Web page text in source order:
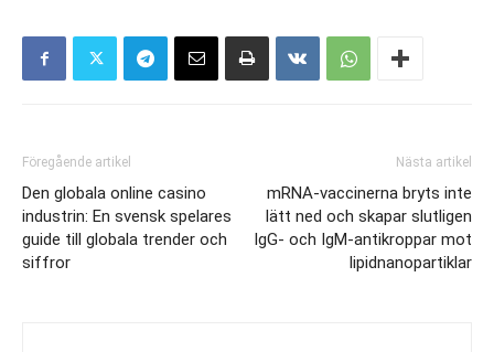
Föregående artikel
Den globala online casino
industrin: En svensk spelares
guide till globala trender och
siffror
Nästa artikel
mRNA-vaccinerna bryts inte
lätt ned och skapar slutligen
IgG- och IgM-antikroppar mot
lipidnanopartiklar